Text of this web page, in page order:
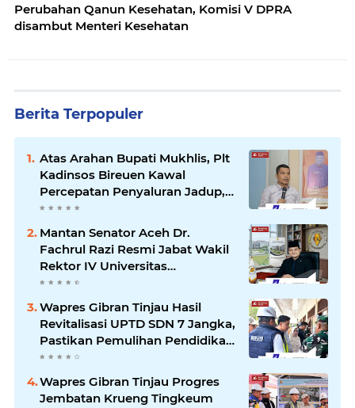
Perubahan Qanun Kesehatan, Komisi V DPRA
disambut Menteri Kesehatan
Berita Terpopuler
Atas Arahan Bupati Mukhlis, Plt
Kadinsos Bireuen Kawal
Percepatan Penyaluran Jadup,
Intens Berkoordinasi dengan
Mantan Senator Aceh Dr.
Fachrul Razi Resmi Jabat Wakil
Rektor IV Universitas
Kartamulia Purwakarta
Wapres Gibran Tinjau Hasil
Revitalisasi UPTD SDN 7 Jangka,
Pastikan Pemulihan Pendidikan
Pascabencana Berjalan Optimal
Wapres Gibran Tinjau Progres
Jembatan Krueng Tingkeum